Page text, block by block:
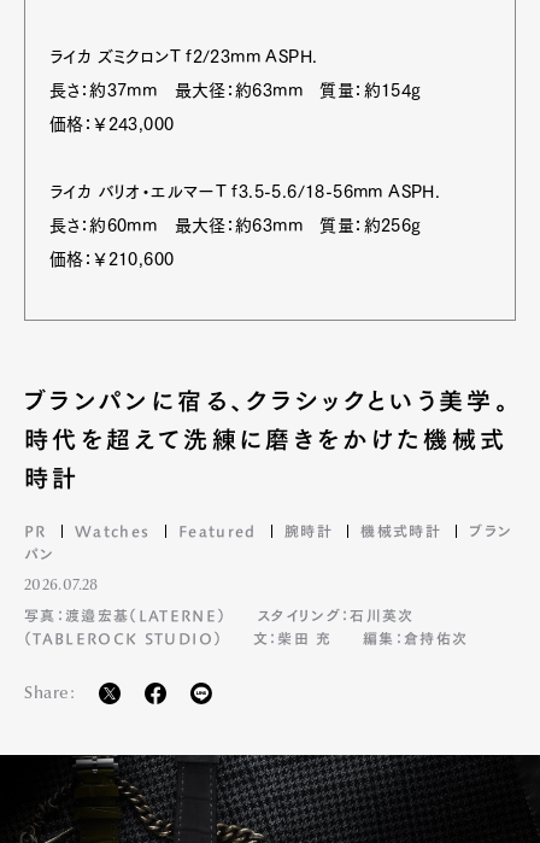
ライカ ズミクロンT f2/23mm ASPH.
長さ：約37mm 最大径：約63mm 質量：約154g
価格：￥243,000
ライカ バリオ・エルマーT f3.5-5.6/18-56mm ASPH.
長さ：約60mm 最大径：約63mm 質量：約256g
価格：￥210,600
ブランパンに宿る、クラシックという美学。
時代を超えて洗練に磨きをかけた機械式
時計
PR Watches Featured 腕時計 機械式時計
ブラン
パン
2026.07.28
写真：渡邉宏基（LATERNE）
スタイリング：石川英次
（TABLEROCK STUDIO）
文：柴田 充 編集：倉持佑次
Share: